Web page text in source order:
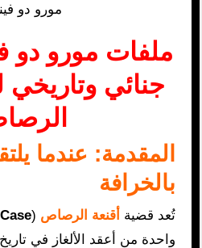
مورو دو
ملفات مورو دو
جنائي وتاريخي
المقدمة: عندما
بالخرافة
تُعد قضية أقنعة الرصاص (
واحدة من أعقد الألغاز في